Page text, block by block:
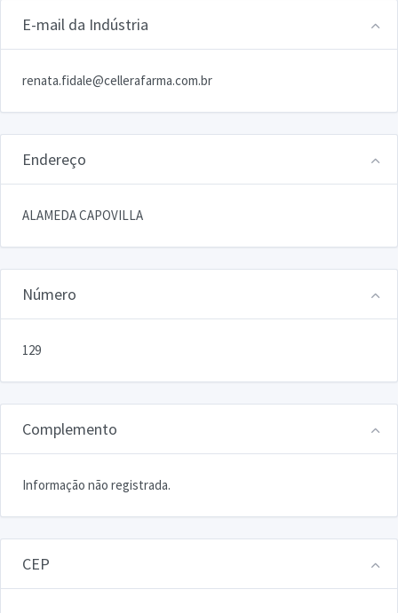
E-mail da Indústria
renata.fidale@cellerafarma.com.br
Endereço
ALAMEDA CAPOVILLA
Número
129
Complemento
Informação não registrada.
CEP